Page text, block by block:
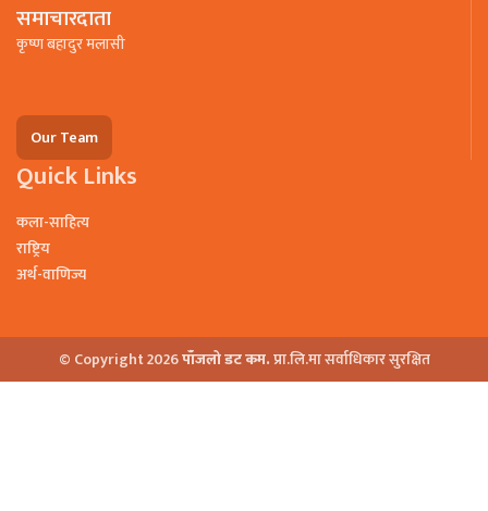
समाचारदाता
कृष्ण बहादुर मलासी
Our Team
Quick Links
कला-साहित्य
राष्ट्रिय
अर्थ-वाणिज्य
© Copyright 2026पाँजलो डट कम.प्रा.लि.मा सर्वाधिकार सुरक्षित